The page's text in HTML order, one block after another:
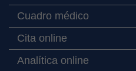
Cuadro médico
Cita online
Analítica online